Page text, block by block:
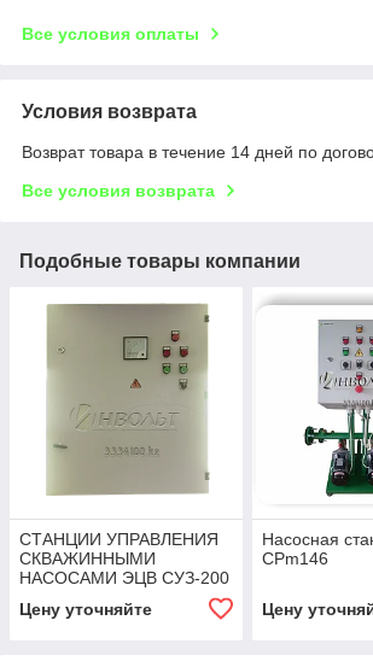
Все условия оплаты
Условия возврата
Возврат товара в течение 14 дней по
Все условия возврата
Подобные товары компании
СТАНЦИИ УПРАВЛЕНИЯ
СКВАЖИННЫМИ
НАСОСАМИ ЭЦВ СУЗ-200
Цену уточняйте
Насосная
CPm146
Цену